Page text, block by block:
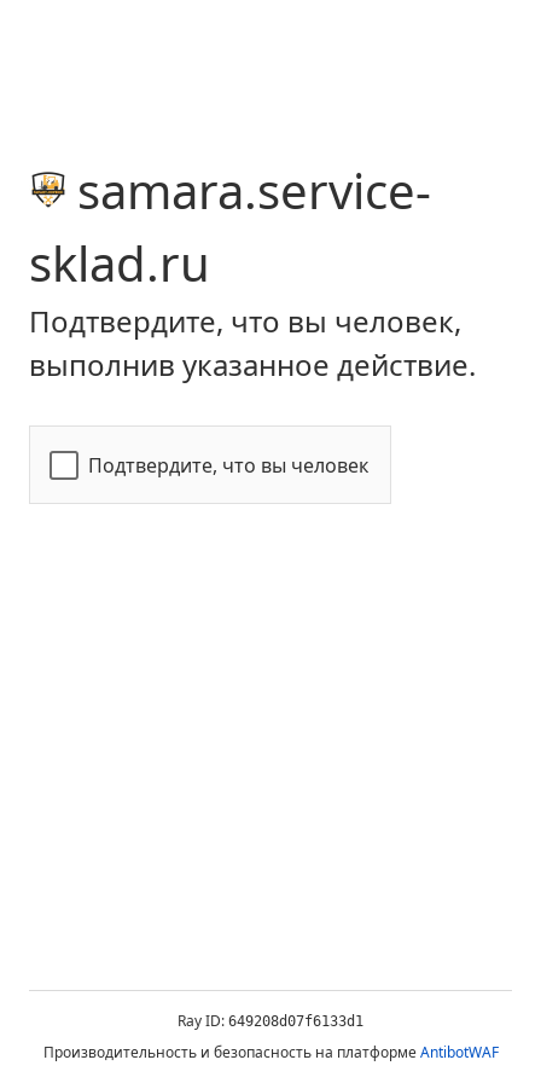
samara.service-
sklad.ru
Подтвердите, что вы человек,
выполнив указанное действие.
Подтвердите, что вы человек
Ray ID: 649208d07f6133d1
Производительность и безопасность на платформеAntibotWAF